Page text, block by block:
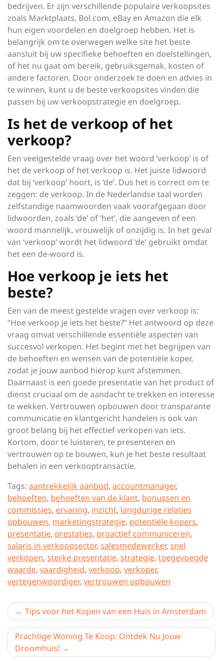
bedrijven. Er zijn verschillende populaire verkoopsites
zoals Marktplaats, Bol.com, eBay en Amazon die elk
hun eigen voordelen en doelgroep hebben. Het is
belangrijk om te overwegen welke site het beste
aansluit bij uw specifieke behoeften en doelstellingen,
of het nu gaat om bereik, gebruiksgemak, kosten of
andere factoren. Door onderzoek te doen en advies in
te winnen, kunt u de beste verkoopsites vinden die
passen bij uw verkoopstrategie en doelgroep.
Is het de verkoop of het
verkoop?
Een veelgestelde vraag over het woord ‘verkoop’ is of
het de verkoop of het verkoop is. Het juiste lidwoord
dat bij ‘verkoop’ hoort, is ‘de’. Dus het is correct om te
zeggen: de verkoop. In de Nederlandse taal worden
zelfstandige naamwoorden vaak voorafgegaan door
lidwoorden, zoals ‘de’ of ‘het’, die aangeven of een
woord mannelijk, vrouwelijk of onzijdig is. In het geval
van ‘verkoop’ wordt het lidwoord ‘de’ gebruikt omdat
het een de-woord is.
Hoe verkoop je iets het
beste?
Een van de meest gestelde vragen over verkoop is:
“Hoe verkoop je iets het beste?” Het antwoord op deze
vraag omvat verschillende essentiële aspecten van
succesvol verkopen. Het begint met het begrijpen van
de behoeften en wensen van de potentiële koper,
zodat je jouw aanbod hierop kunt afstemmen.
Daarnaast is een goede presentatie van het product of
dienst cruciaal om de aandacht te trekken en interesse
te wekken. Vertrouwen opbouwen door transparante
communicatie en klantgericht handelen is ook van
groot belang bij het effectief verkopen van iets.
Kortom, door te luisteren, te presenteren en
vertrouwen op te bouwen, kun je het beste resultaat
behalen in een verkooptransactie.
Tags: aantrekkelijk aanbod, accountmanager,
behoeften, behoeften van de klant, bonussen en
commissies, ervaring, inzicht, langdurige relaties
opbouwen, marketingstrategie, potentiële kopers,
presentatie, prestaties, proactief communiceren,
salaris in verkoopsector, salesmedewerker, snel
verkopen, sterke presentatie, strategie, toegevoegde
waarde, vaardigheid, verkoop, verkoper,
vertegenwoordiger, vertrouwen opbouwen
Berichtnavigatie
Tips voor het Kopen van een Huis in Amsterdam
Prachtige Woning Te Koop: Ontdek Nu Jouw
Droomhuis!